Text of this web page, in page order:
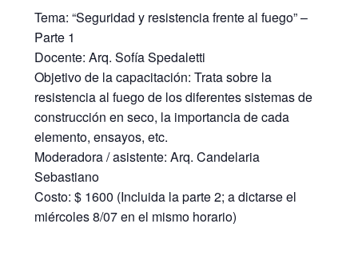
Tema: “Seguridad y resistencia frente al fuego” –
Parte 1
Docente: Arq. Sofía Spedaletti
Objetivo de la capacitación: Trata sobre la
resistencia al fuego de los diferentes sistemas de
construcción en seco, la importancia de cada
elemento, ensayos, etc.
Moderadora / asistente: Arq. Candelaria
Sebastiano
Costo: $ 1600 (Incluida la parte 2; a dictarse el
miércoles 8/07 en el mismo horario)